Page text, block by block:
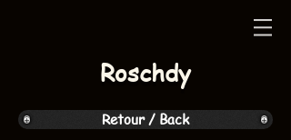
Roschdy
Retour / Back